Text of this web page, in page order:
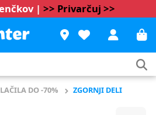
| >> Privarčuj >>
DO -70% ZGORNJI DELI